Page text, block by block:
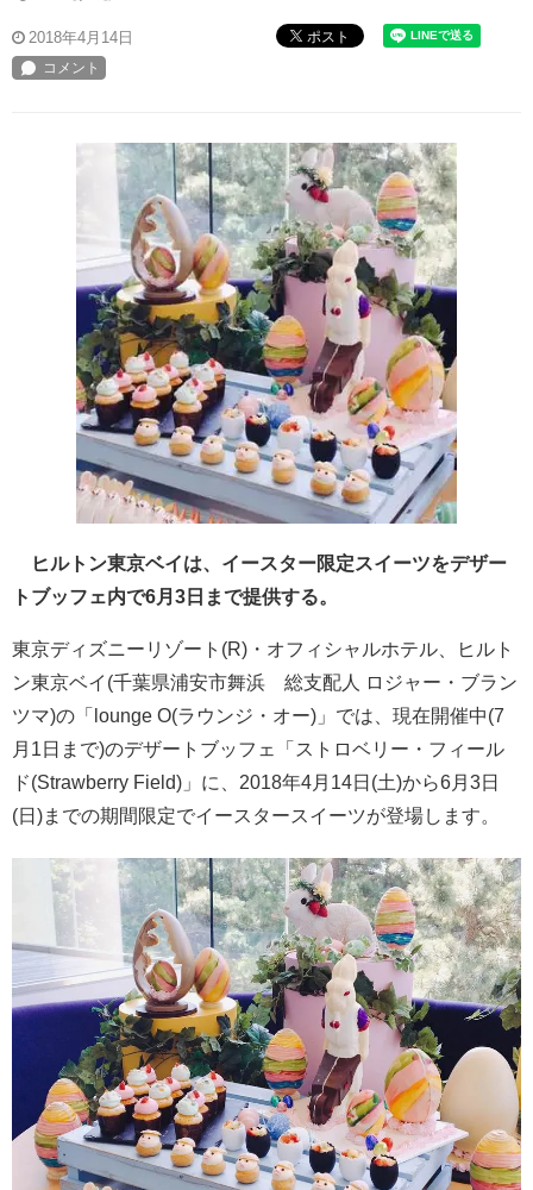
2018年4月14日 ポスト
ヒルトン東京ベイは、イースター限定スイーツをデザー
トブッフェ内で6月3日まで提供する。
東京ディズニーリゾート(R)・オフィシャルホテル、ヒルト
ン東京ベイ(千葉県浦安市舞浜 総支配人 ロジャー・ブラン
ツマ)の「lounge O(ラウンジ・オー)」では、現在開催中(7
月1日まで)のデザートブッフェ「ストロベリー・フィール
ド(Strawberry Field)」に、2018年4月14日(土)から6月3日
(日)までの期間限定でイースタースイーツが登場します。